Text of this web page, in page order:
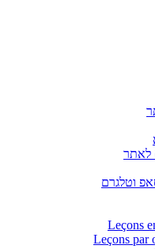
לאתר
וטלגרם
Leçons
Leçons par